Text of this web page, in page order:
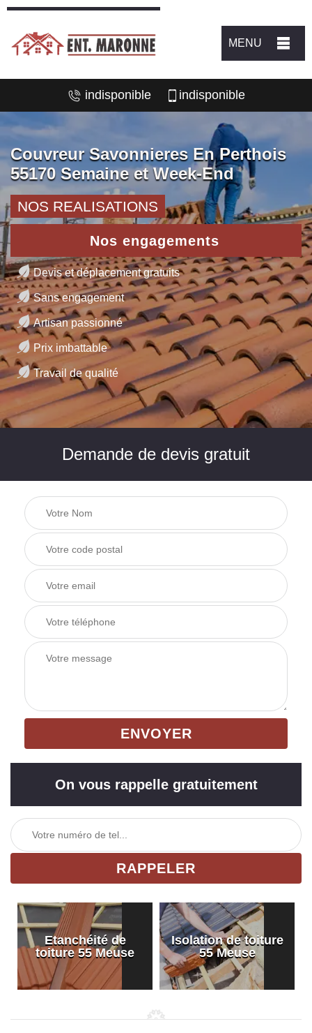
MENU
indisponible indisponible
Couvreur Savonnieres En Perthois
55170 Semaine et Week-End
NOS REALISATIONS
Nos engagements
Devis et déplacement gratuits
Sans engagement
Artisan passionné
Prix imbattable
Travail de qualité
Demande de devis gratuit
On vous rappelle gratuitement
Etanchéité de
toiture 55 Meuse
Isolation de toiture
55 Meuse